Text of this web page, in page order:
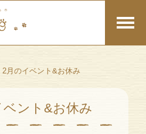
2月のイベント&お休み
ベント&お休み